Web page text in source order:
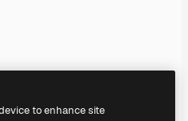
to enhance site